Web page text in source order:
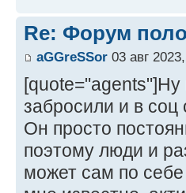
Re: Форум
aGGreSSor 03 авг
забросили и в соц
Он просто
поэтому люди и
может сам по себе